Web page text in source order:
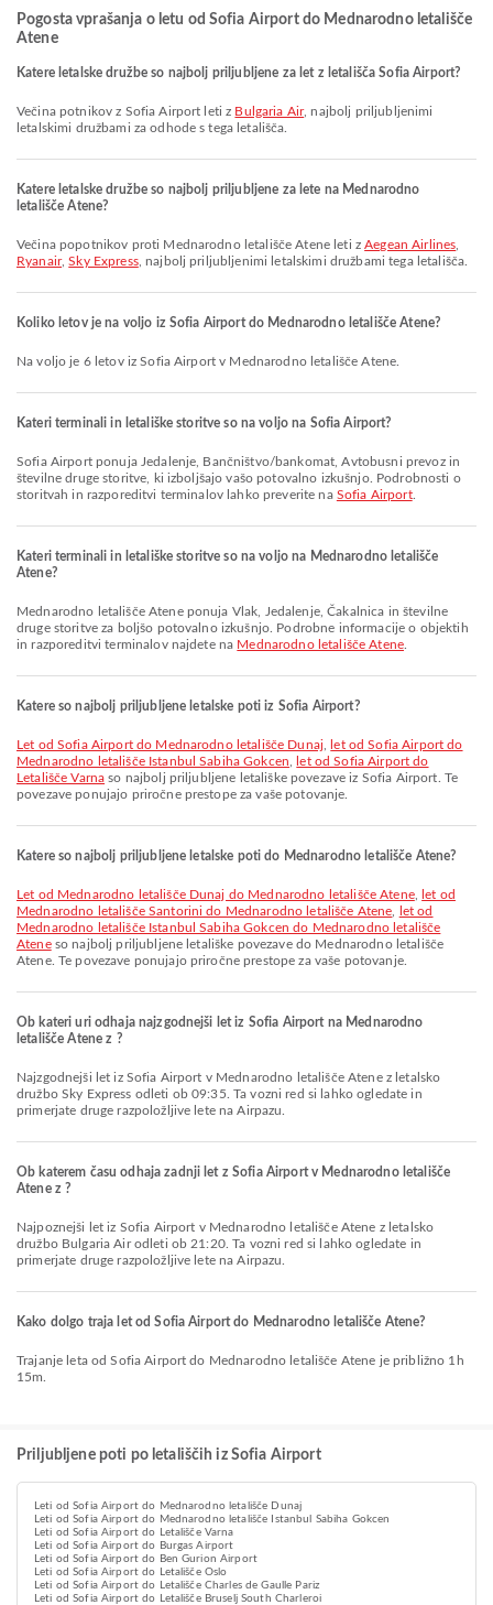
Pogosta vprašanja o letu od Sofia Airport do Mednarodno letališče
Atene
Katere letalske družbe so najbolj priljubljene za let z letališča Sofia Airport?
Večina potnikov z Sofia Airport leti z Bulgaria Air, najbolj priljubljenimi
letalskimi družbami za odhode s tega letališča.
Katere letalske družbe so najbolj priljubljene za lete na Mednarodno
letališče Atene?
Večina popotnikov proti Mednarodno letališče Atene leti zAegean Airlines
Ryanair,Sky Express, najbolj priljubljenimi letalskimi družbami tega letališča.
Koliko letov je na voljo iz Sofia Airport do Mednarodno letališče Atene?
Na voljo je 6 letov iz Sofia Airport v Mednarodno letališče Atene.
Kateri terminali in letališke storitve so na voljo na Sofia Airport?
Sofia Airport ponuja Jedalenje, Bančništvo/bankomat, Avtobusni prevoz in
številne druge storitve, ki izboljšajo vašo potovalno izkušnjo. Podrobnosti o
storitvah in razporeditvi terminalov lahko preverite na Sofia Airport.
Kateri terminali in letališke storitve so na voljo na Mednarodno letališče
Atene?
Mednarodno letališče Atene ponuja Vlak, Jedalenje, Čakalnica in številne
druge storitve za boljšo potovalno izkušnjo. Podrobne informacije o objektih
in razporeditvi terminalov najdete na Mednarodno letališče Atene.
Katere so najbolj priljubljene letalske poti iz Sofia Airport?
let od Sofia Airport do Mednarodno letališče Dunaj
let od Sofia Airport do
Mednarodno letališče Istanbul Sabiha Gokcen
let od Sofia Airport do
Letališče Varna so najbolj priljubljene letališke povezave iz Sofia Airport. Te
povezave ponujajo priročne prestope za vaše potovanje.
Katere so najbolj priljubljene letalske poti do Mednarodno letališče Atene?
let od Mednarodno letališče Dunaj do Mednarodno letališče Atene,
let od
Mednarodno letališče Santorini do Mednarodno letališče Atene
let od
Mednarodno letališče Istanbul Sabiha Gokcen do Mednarodno letališče
Ateneso najbolj priljubljene letališke povezave do Mednarodno letališče
Atene. Te povezave ponujajo priročne prestope za vaše potovanje.
Ob kateri uri odhaja najzgodnejši let iz Sofia Airport na Mednarodno
letališče Atene z ?
Najzgodnejši let iz Sofia Airport v Mednarodno letališče Atene z letalsko
družbo Sky Express odleti ob 09:35. Ta vozni red si lahko ogledate in
primerjate druge razpoložljive lete na Airpazu.
Ob katerem času odhaja zadnji let z Sofia Airport v Mednarodno letališče
Atene z ?
Najpoznejši let iz Sofia Airport v Mednarodno letališče Atene z letalsko
družbo Bulgaria Air odleti ob 21:20. Ta vozni red si lahko ogledate in
primerjate druge razpoložljive lete na Airpazu.
Kako dolgo traja let od Sofia Airport do Mednarodno letališče Atene?
Trajanje leta od Sofia Airport do Mednarodno letališče Atene je približno 1h
15m.
Priljubljene poti po letališčih iz Sofia Airport
Leti od Sofia Airport do Mednarodno letališče Dunaj
Leti od Sofia Airport do Mednarodno letališče Istanbul Sabiha Gokcen
Leti od Sofia Airport do Letališče Varna
Leti od Sofia Airport do Burgas Airport
Leti od Sofia Airport do Ben Gurion Airport
Leti od Sofia Airport do Letališče Oslo
Leti od Sofia Airport do Letališče Charles de Gaulle Pariz
Leti od Sofia Airport do Letališče Bruselj South Charleroi